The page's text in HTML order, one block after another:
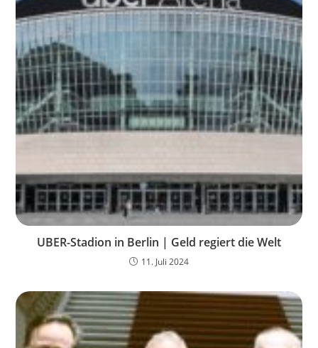
UBER-Stadion in Berlin | Geld regiert die Welt
11. Juli 2024